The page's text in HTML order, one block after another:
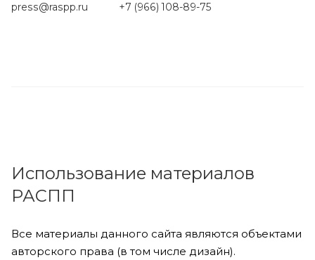
press@raspp.ru +7 (966) 108-89-75
Использование материалов
РАСПП
Все материалы данного сайта являются объектами
авторского права (в том числе дизайн).